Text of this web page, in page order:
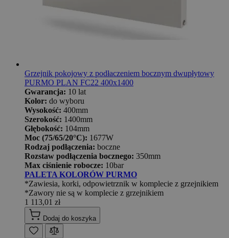
Grzejnik pokojowy z podłaczeniem bocznym dwupłytowy
PURMO PLAN FC22 400x1400
Gwarancja: 10 lat
Kolor: do wyboru
Wysokość: 400mm
Szerokość: 1400mm
Głębokość: 104mm
Moc (75/65/20°C): 1677W
Rodzaj podłączenia: boczne
Rozstaw podłączenia bocznego: 350mm
Max ciśnienie robocze: 10bar
PALETA KOLORÓW PURMO
*Zawiesia, korki, odpowietrznik w komplecie z grzejnikiem
*Zawory nie są w komplecie z grzejnikiem
1 113,01 zł
Dodaj do koszyka